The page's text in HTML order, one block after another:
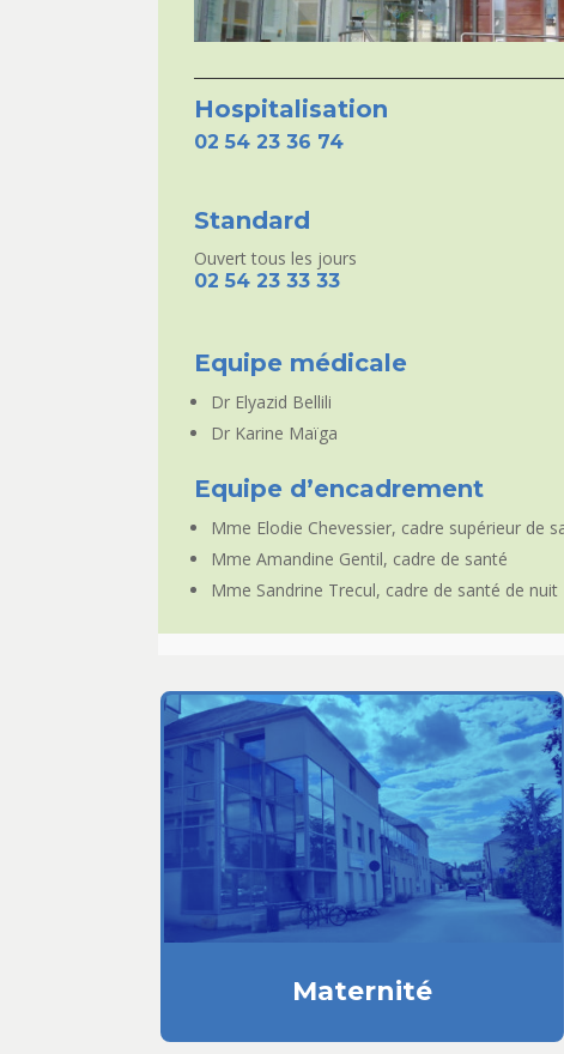
Hospitalisation
02 54 23 36 74
Standard
Ouvert tous les jours
02 54 23 33 33
Equipe médicale
Dr Elyazid Bellili
Dr Karine Maïga
Equipe d’encadrement
Mme Elodie Chevessier, cadre supérieur de
Mme Amandine Gentil, cadre de santé
Mme Sandrine Trecul, cadre de santé de nuit
Maternité